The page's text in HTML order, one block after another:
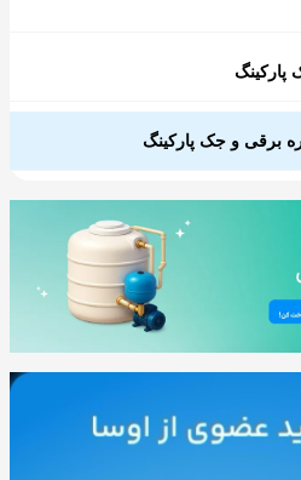
برقی و جک پارکینگ